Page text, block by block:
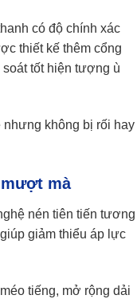
có độ chính xác
thiết kế thêm cổng
tốt hiện tượng ù
nhưng không bị rối hay
mượt mà
nén tiên tiến tương
giảm thiểu áp lực
tiếng, mở rộng dải